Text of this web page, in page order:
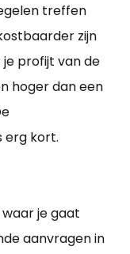
treffen
zijn
profijt van de
hoger dan een
erg kort.
je gaat
aanvragen in